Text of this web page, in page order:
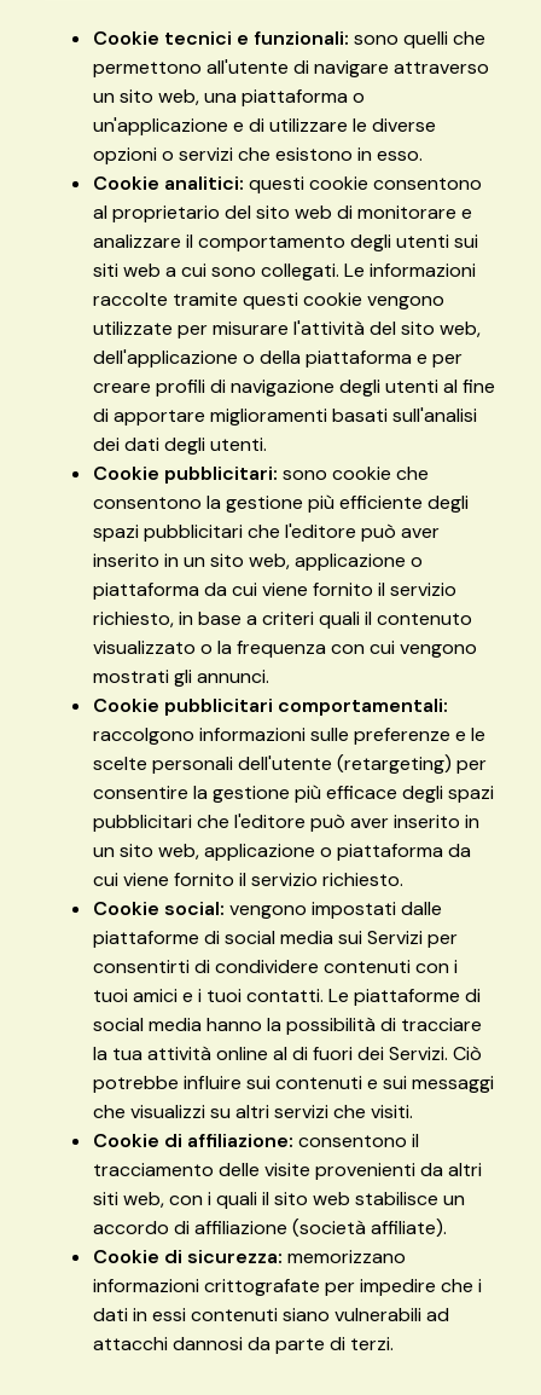
Cookie tecnici e funzionali: sono quelli che
permettono all'utente di navigare attraverso
un sito web, una piattaforma o
un'applicazione e di utilizzare le diverse
opzioni o servizi che esistono in esso.
Cookie analitici: questi cookie consentono
al proprietario del sito web di monitorare e
analizzare il comportamento degli utenti sui
siti web a cui sono collegati. Le informazioni
raccolte tramite questi cookie vengono
utilizzate per misurare l'attività del sito web,
dell'applicazione o della piattaforma e per
creare profili di navigazione degli utenti al fine
di apportare miglioramenti basati sull'analisi
dei dati degli utenti.
Cookie pubblicitari: sono cookie che
consentono la gestione più efficiente degli
spazi pubblicitari che l'editore può aver
inserito in un sito web, applicazione o
piattaforma da cui viene fornito il servizio
richiesto, in base a criteri quali il contenuto
visualizzato o la frequenza con cui vengono
mostrati gli annunci.
Cookie pubblicitari comportamentali:
raccolgono informazioni sulle preferenze e le
scelte personali dell'utente (retargeting) per
consentire la gestione più efficace degli spazi
pubblicitari che l'editore può aver inserito in
un sito web, applicazione o piattaforma da
cui viene fornito il servizio richiesto.
Cookie social: vengono impostati dalle
piattaforme di social media sui Servizi per
consentirti di condividere contenuti con i
tuoi amici e i tuoi contatti. Le piattaforme di
social media hanno la possibilità di tracciare
la tua attività online al di fuori dei Servizi. Ciò
potrebbe influire sui contenuti e sui messaggi
che visualizzi su altri servizi che visiti.
Cookie di affiliazione: consentono il
tracciamento delle visite provenienti da altri
siti web, con i quali il sito web stabilisce un
accordo di affiliazione (società affiliate).
Cookie di sicurezza: memorizzano
informazioni crittografate per impedire che i
dati in essi contenuti siano vulnerabili ad
attacchi dannosi da parte di terzi.